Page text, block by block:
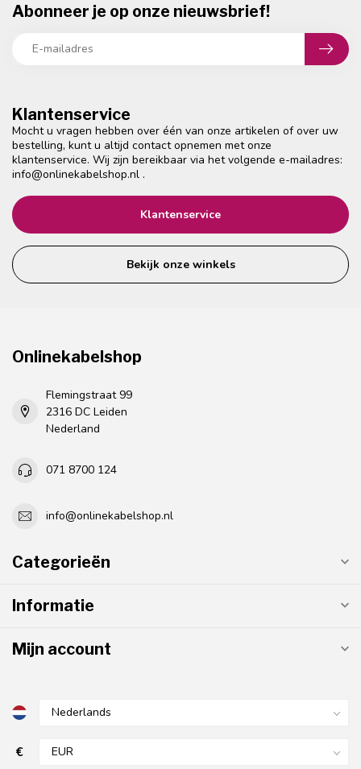
Klantenservice
Mocht u vragen hebben over één van onze artikelen of over uw
bestelling, kunt u altijd contact opnemen met onze
klantenservice. Wij zijn bereikbaar via het volgende e-mailadres:
info@onlinekabelshop.nl .
Klantenservice
Bekijk onze winkels
Abonneer je op onze nieuwsbrief!
Onlinekabelshop
Flemingstraat 99
2316 DC Leiden
Nederland
071 8700 124
info@onlinekabelshop.nl
Categorieën
Informatie
Mijn account
€